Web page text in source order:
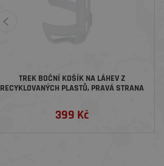
TREK BOČNÍ KOŠÍK NA LÁHEV Z
RECYKLOVANÝCH PLASTŮ, PRAVÁ STRANA
399 Kč